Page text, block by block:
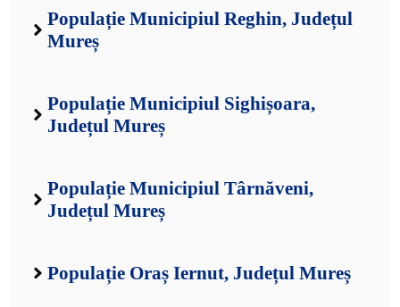
Populație Municipiul Reghin, Județul
Mureș
Populație Municipiul Sighișoara,
Județul Mureș
Populație Municipiul Târnăveni,
Județul Mureș
Populație Oraș Iernut, Județul Mureș